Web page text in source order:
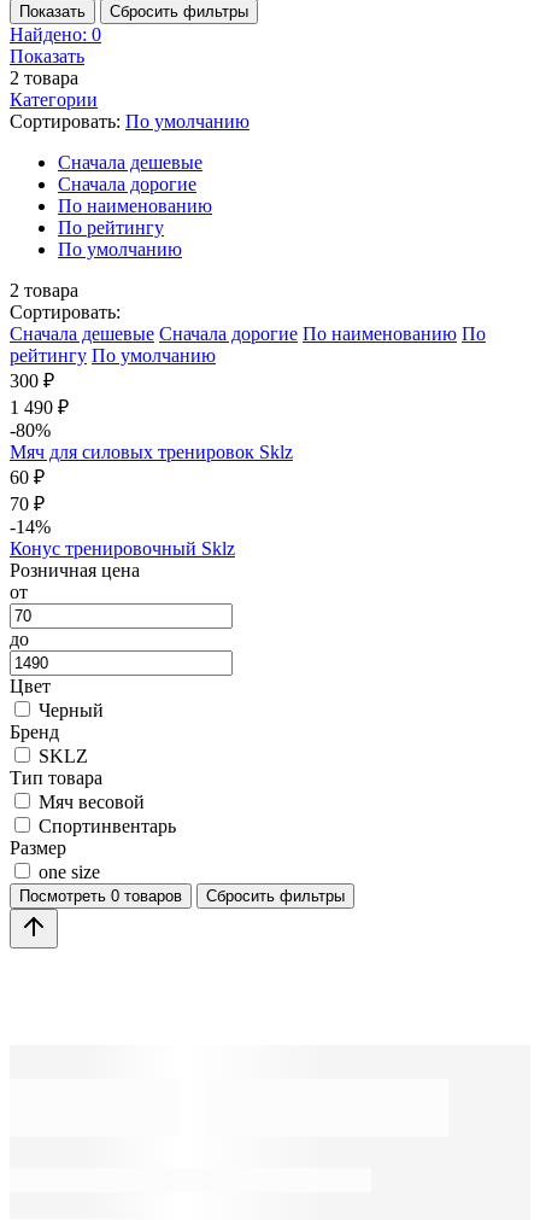
Показать Сбросить фильтры
Найдено: 0
Показать
2 товара
Категории
Сортировать: По умолчанию
Cначала дешевые
Cначала дорогие
По наименованию
По рейтингу
По умолчанию
2 товара
Сортировать:
Cначала дешевые Cначала дорогие По наименованию По
рейтингу По умолчанию
300 ₽
1 490 ₽
-80%
Мяч для силовых тренировок Sklz
60 ₽
70 ₽
-14%
Конус тренировочный Sklz
Розничная цена
от
до
Цвет
Черный
Бренд
SKLZ
Тип товара
Мяч весовой
Спортинвентарь
Размер
one size
Посмотреть 0 товаров Сбросить фильтры